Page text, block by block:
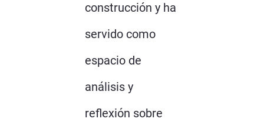
construcción y ha
servido como
espacio de
análisis y
reflexión sobre